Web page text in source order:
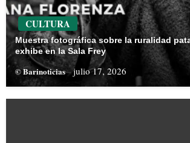
CULTURA
Muestra fotográfica sobre la ruralidad
exhibe en la Sala Frey
© Barinoticias julio 17, 2026